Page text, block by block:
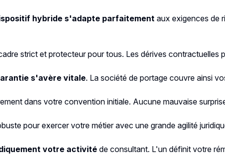
hybride s'adapte parfaitement aux exigences de
strict et protecteur pour tous. Les dérives contractuelles
s'avère vitale. La société de portage couvre ainsi
dans votre convention initiale. Aucune mauvaise
pour exercer votre métier avec une grande agilité
votre activitéde consultant. L'un définit votre